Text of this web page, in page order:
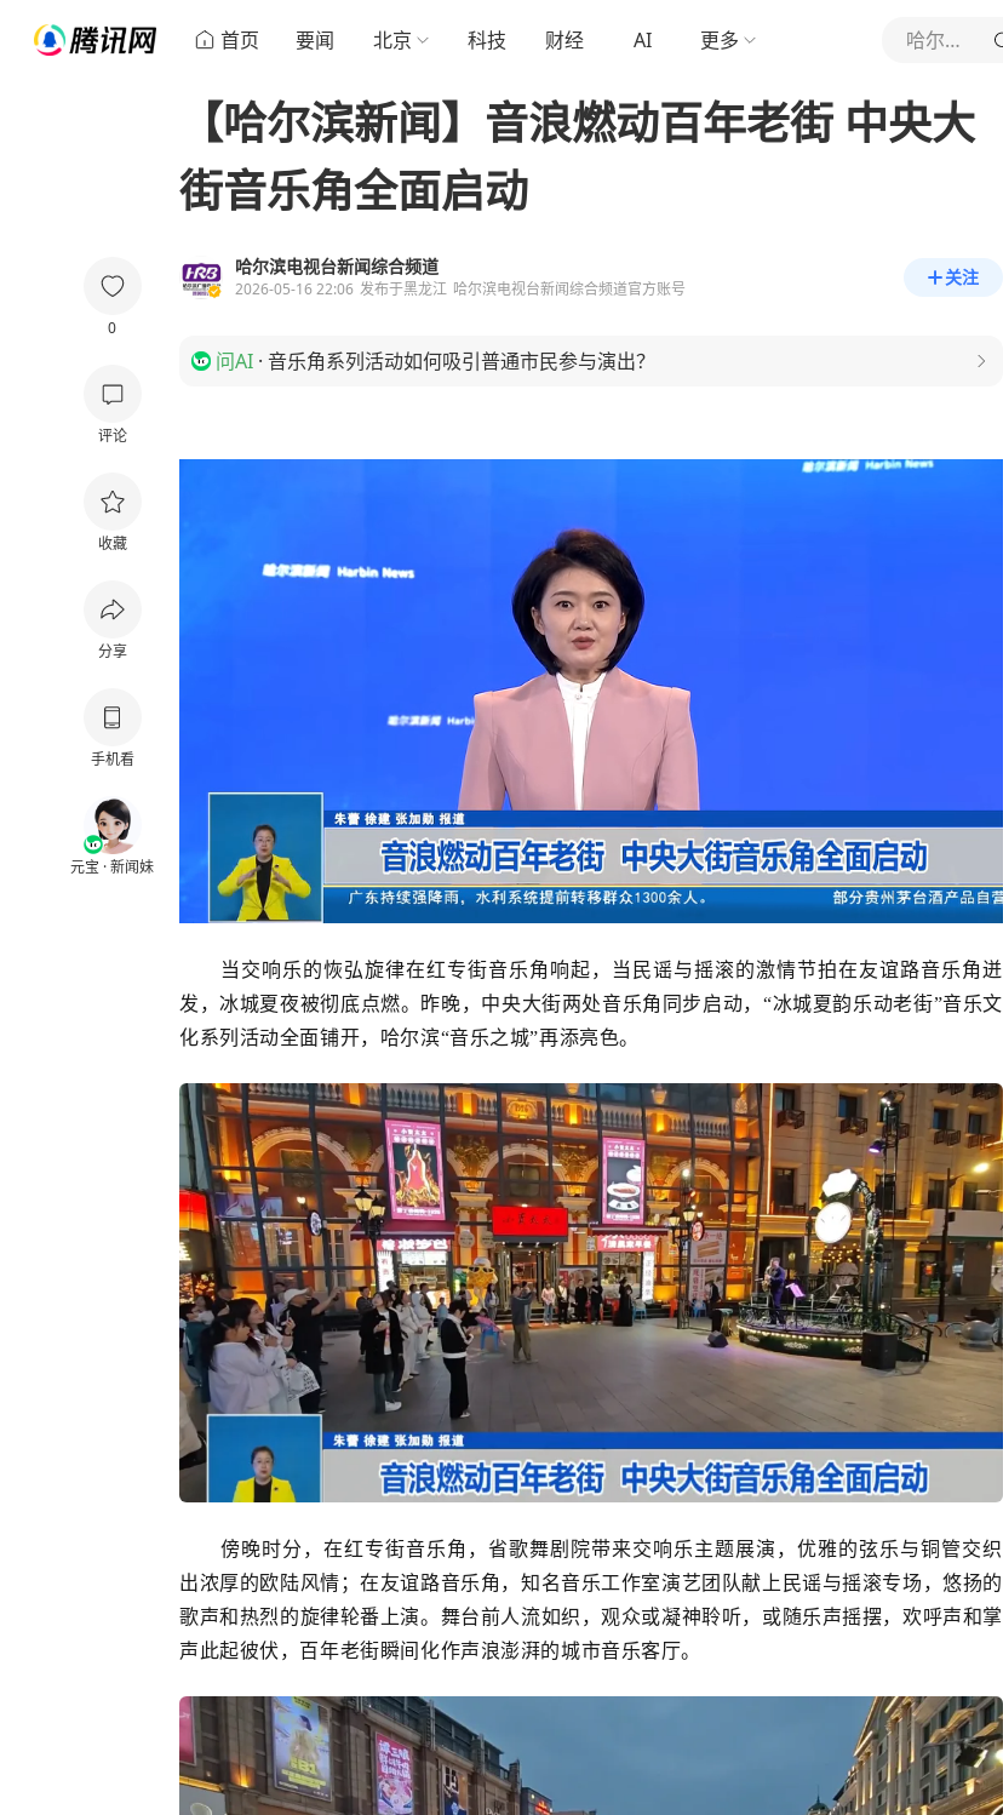
首页 要闻 北京 科技 财经 AI 更多 哈尔滨电视台新闻综合频道
0
评论
收藏
分享
手机看
元宝 · 新闻妹
【哈尔滨新闻】音浪燃动百年老街 中央大
街音乐角全面启动
哈尔滨电视台新闻综合频道
2026-05-16 22:06 发布于黑龙江 哈尔滨电视台新闻综合频道官方账号
关注
问AI · 音乐角系列活动如何吸引普通市民参与演出？
当交响乐的恢弘旋律在红专街音乐角响起，当民谣与摇滚的激情节拍在友谊路音乐角迸
发，冰城夏夜被彻底点燃。昨晚，中央大街两处音乐角同步启动， “冰城夏韵乐动老街”音乐文
化系列活动全面铺开，哈尔滨“音乐之城”再添亮色。
傍晚时分，在红专街音乐角，省歌舞剧院带来交响乐主题展演，优雅的弦乐与铜管交织
出浓厚的欧陆风情；在友谊路音乐角，知名音乐工作室演艺团队献上民谣与摇滚专场，悠扬的
歌声和热烈的旋律轮番上演。舞台前人流如织，观众或凝神聆听，或随乐声摇摆，欢呼声和掌
声此起彼伏，百年老街瞬间化作声浪澎湃的城市音乐客厅。